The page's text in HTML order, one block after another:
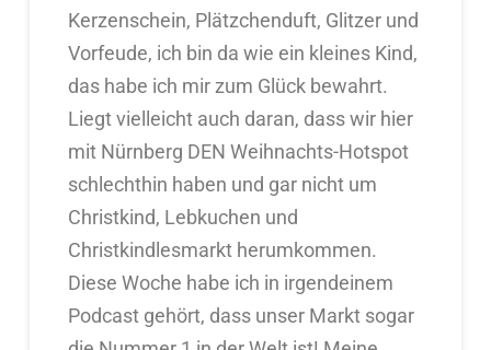
Kerzenschein, Plätzchenduft, Glitzer und
Vorfeude, ich bin da wie ein kleines Kind,
das habe ich mir zum Glück bewahrt.
Liegt vielleicht auch daran, dass wir hier
mit Nürnberg DEN Weihnachts-Hotspot
schlechthin haben und gar nicht um
Christkind, Lebkuchen und
Christkindlesmarkt herumkommen.
Diese Woche habe ich in irgendeinem
Podcast gehört, dass unser Markt sogar